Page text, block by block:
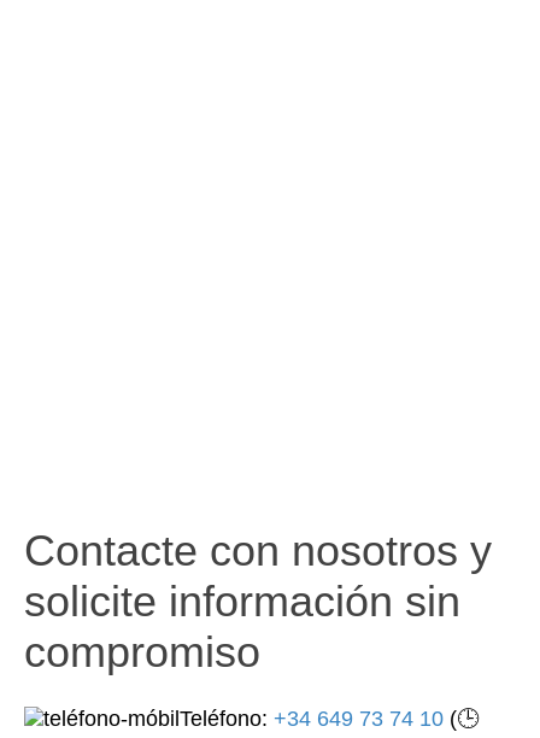
Contacte con nosotros y
solicite información sin
compromiso
Teléfono: +34 649 73 74 10 (🕒